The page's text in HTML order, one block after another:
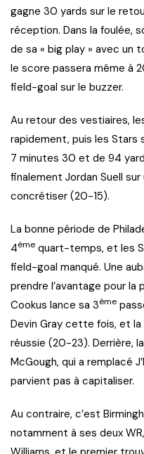
gagne 30 yards sur le
réception. Dans la foulée,
de sa « big play » avec un
le score passera même à
field-goal sur le buzzer.
Au retour des vestiaires,
rapidement, puis les Stars
7 minutes 30 et de 94
finalement Jordan Suell
concrétiser (20-15).
La bonne période de
4ème quart-temps, et les
field-goal manqué. Une
prendre l’avantage pour
Cookus lance sa 3ème
Devin Gray cette fois, et
réussie (20-23). Derrière,
McGough, qui a remplacé
parvient pas à capitaliser.
Au contraire, c’est
notamment à ses deux